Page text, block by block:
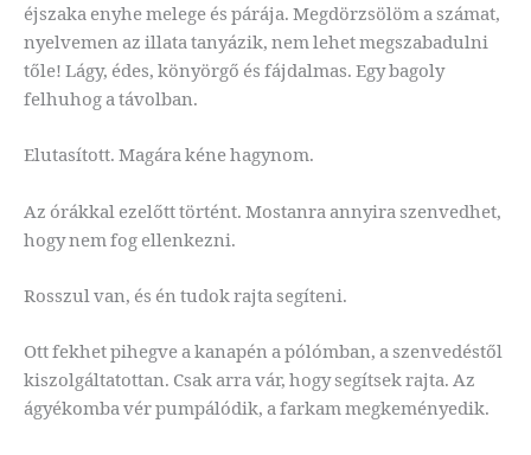
éjszaka enyhe melege és párája. Megdörzsölöm a számat,
nyelvemen az illata tanyázik, nem lehet megszabadulni
tőle! Lágy, édes, könyörgő és fájdalmas. Egy bagoly
felhuhog a távolban.
Elutasított. Magára kéne hagynom.
Az órákkal ezelőtt történt. Mostanra annyira szenvedhet,
hogy nem fog ellenkezni.
Rosszul van, és én tudok rajta segíteni.
Ott fekhet pihegve a kanapén a pólómban, a szenvedéstől
kiszolgáltatottan. Csak arra vár, hogy segítsek rajta. Az
ágyékomba vér pumpálódik, a farkam megkeményedik.